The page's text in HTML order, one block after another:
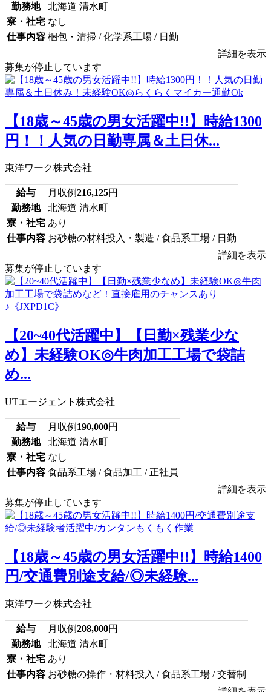
勤務地
北海道 清水町
寮・社宅 なし
仕事内容 梱包・清掃 / 化学系工場 / 日勤
詳細を表示
募集が停止しています
【18歳～45歳の男女活躍中!!】時給1300
円！！人気の日勤専属＆土日休...
東洋ワーク株式会社
給与 月収例216,125円
勤務地
北海道 清水町
寮・社宅 あり
仕事内容 お砂糖の材料投入・製造 / 食品系工場 / 日勤
詳細を表示
募集が停止しています
【20~40代活躍中】【日勤×残業少な
め】未経験OK◎牛肉加工工場で袋詰
め...
UTエージェント株式会社
給与 月収例 190,000円
勤務地
北海道 清水町
寮・社宅 なし
仕事内容 食品系工場 / 食品加工 / 正社員
詳細を表示
募集が停止しています
【18歳～45歳の男女活躍中!!】時給1400
円/交通費別途支給/◎未経験...
東洋ワーク株式会社
給与 月収例208,000円
勤務地
北海道 清水町
寮・社宅 あり
仕事内容 お砂糖の操作・材料投入 / 食品系工場 / 交替制